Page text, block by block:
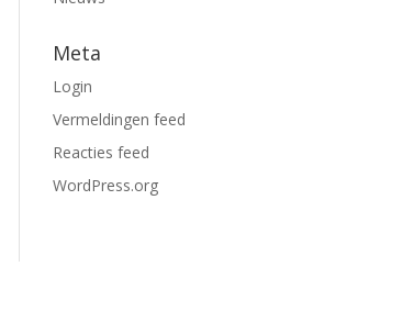
Meta
Login
Vermeldingen feed
Reacties feed
WordPress.org